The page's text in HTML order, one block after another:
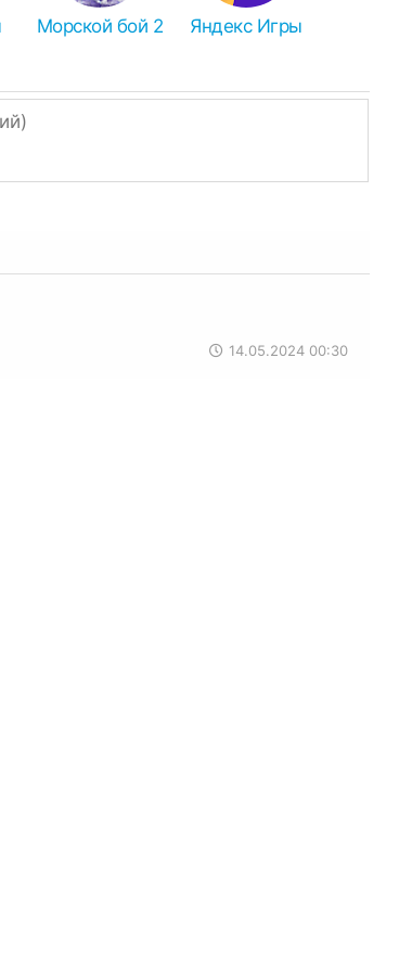
APK в ZIP, поэтому просто
ZIP или RAR, значит архив нужно
Морской бой 2 Яндекс Игры
14.05.2024 00:30